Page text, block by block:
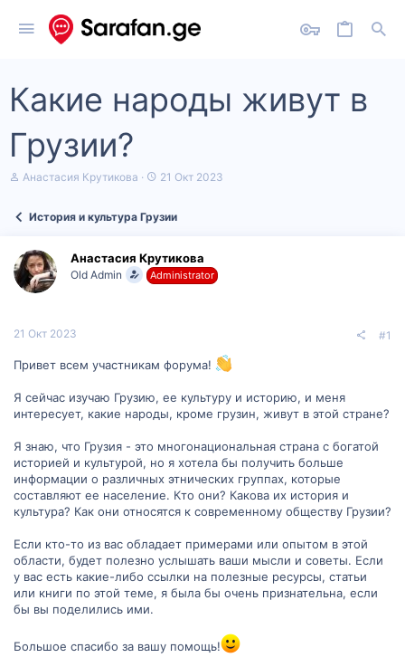
Какие народы живут в
Грузии?
А
т
е
м
ы
Анастасия Крутикова
Д
а
ч
а
21 Окт 2023
История и культура Грузии
Анастасия Крутикова
Old Admin Administrator
21 Окт 2023 #1
Привет всем участникам форума!
Я сейчас изучаю Грузию, ее культуру и историю, и меня
интересует, какие народы, кроме грузин, живут в этой стране?
Я знаю, что Грузия - это многонациональная страна с богатой
историей и культурой, но я хотела бы получить больше
информации о различных этнических группах, которые
составляют ее население. Кто они? Какова их история и
культура? Как они относятся к современному обществу Грузии?
Если кто-то из вас обладает примерами или опытом в этой
области, будет полезно услышать ваши мысли и советы. Если
у вас есть какие-либо ссылки на полезные ресурсы, статьи
или книги по этой теме, я была бы очень признательна, если
бы вы поделились ими.
Большое спасибо за вашу помощь!